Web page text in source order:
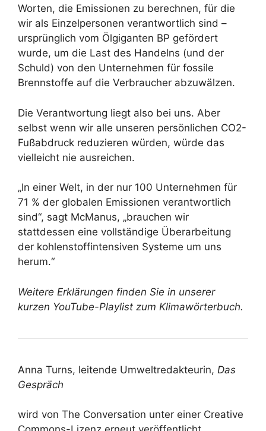
Worten, die Emissionen zu berechnen, für die
wir als Einzelpersonen verantwortlich sind –
ursprünglich vom Ölgiganten BP gefördert
wurde, um die Last des Handelns (und der
Schuld) von den Unternehmen für fossile
Brennstoffe auf die Verbraucher abzuwälzen.
Die Verantwortung liegt also bei uns. Aber
selbst wenn wir alle unseren persönlichen CO2-
Fußabdruck reduzieren würden, würde das
vielleicht nie ausreichen.
„In einer Welt, in der nur 100 Unternehmen für
71 % der globalen Emissionen verantwortlich
sind“, sagt McManus, „brauchen wir
stattdessen eine vollständige Überarbeitung
der kohlenstoffintensiven Systeme um uns
herum.“
Weitere Erklärungen finden Sie in unserer
kurzen YouTube-Playlist zum Klimawörterbuch.
Anna Turns, leitende Umweltredakteurin, Das
Gespräch
wird von The Conversation unter einer Creative